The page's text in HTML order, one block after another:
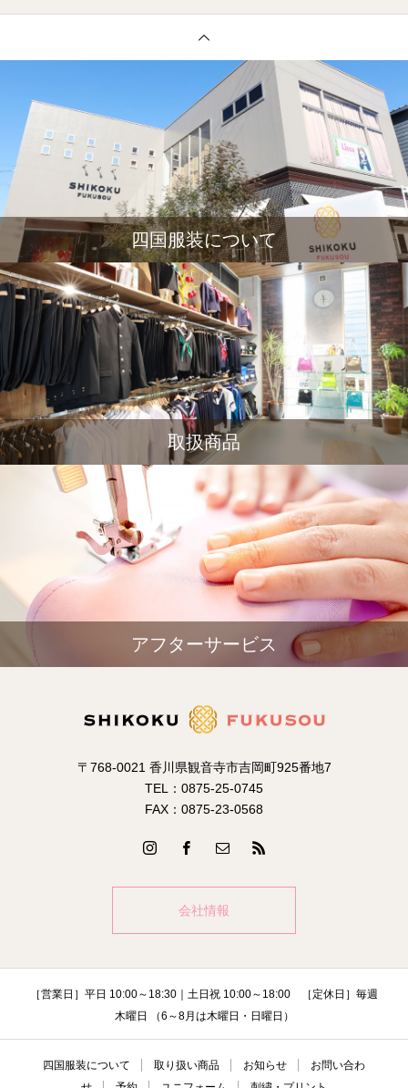
四国服装について
取扱商品
アフターサービス
〒768-0021 香川県観音寺市吉岡町925番地7
TEL：0875-25-0745
FAX：0875-23-0568
会社情報
［営業日］平日 10:00～18:30｜土日祝 10:00～18:00 ［定休日］毎週
木曜日 （6～8月は木曜日・日曜日）
四国服装について 取り扱い商品 お知らせ
お問い合わ